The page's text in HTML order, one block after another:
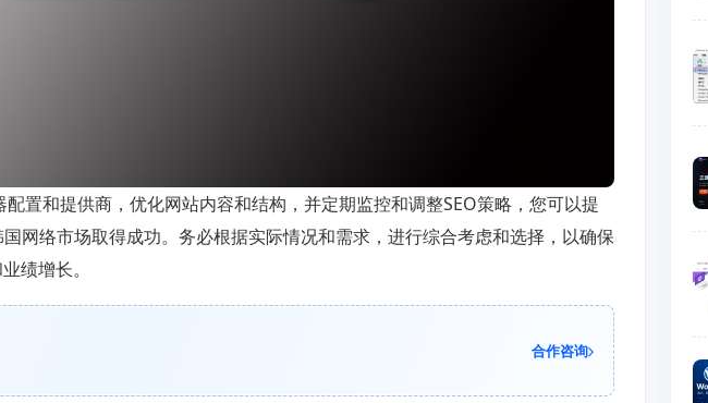
置和提供商，优化网站内容和结构，并定期监控和调整SEO策略，您可以提
网络市场取得成功。务必根据实际情况和需求，进行综合考虑和选择，以确保
绩增长。
合作咨询